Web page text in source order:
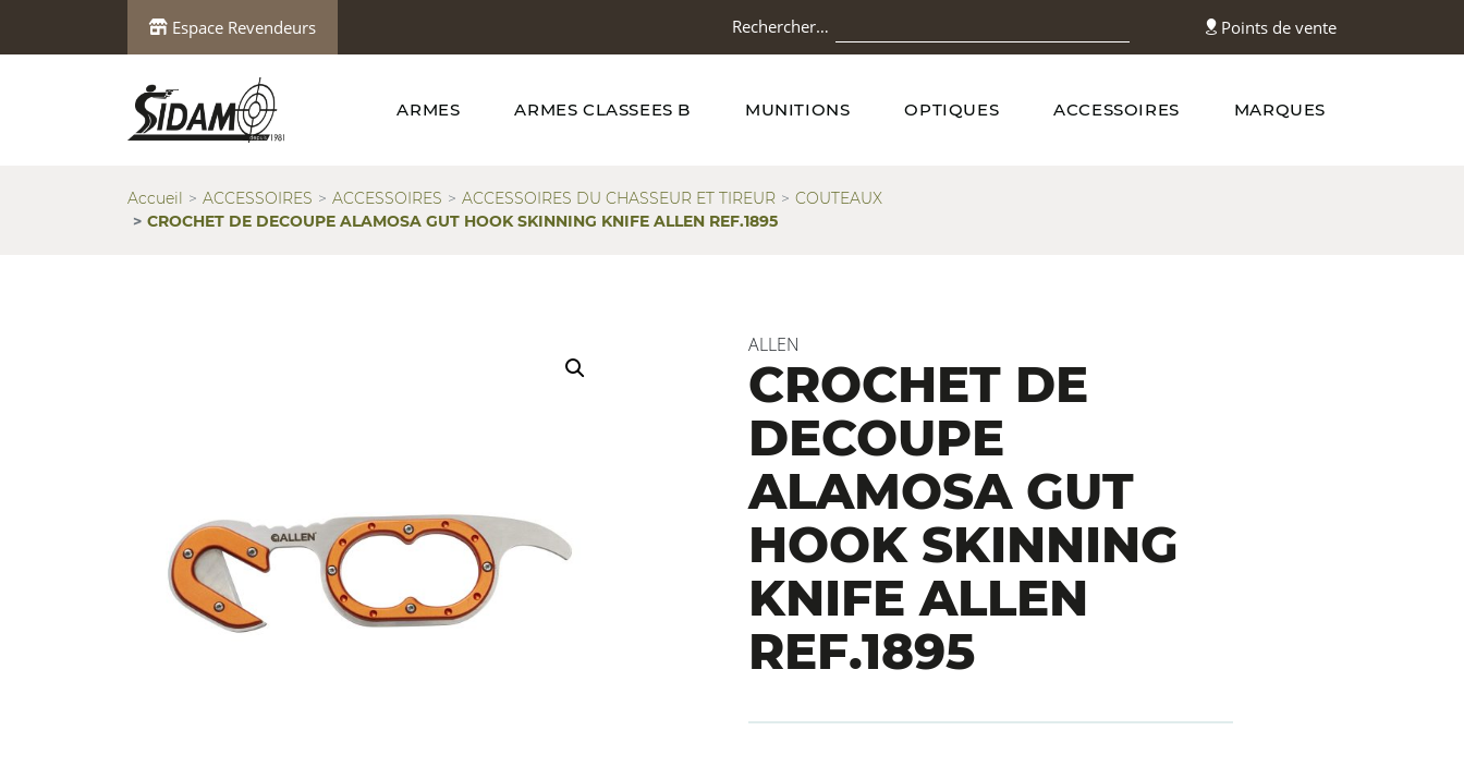
Espace Revendeurs Rechercher… Points de vente
ARMES ARMES CLASSEES B MUNITIONS OPTIQUES ACCESSOIRES MARQUES
Accueil ACCESSOIRES ACCESSOIRES ACCESSOIRES DU CHASSEUR ET TIREUR
COUTEAUX
CROCHET DE DECOUPE ALAMOSA GUT HOOK SKINNING KNIFE ALLEN REF.1895
ALLEN
CROCHET DE
DECOUPE
ALAMOSA GUT
HOOK SKINNING
KNIFE ALLEN
REF.1895